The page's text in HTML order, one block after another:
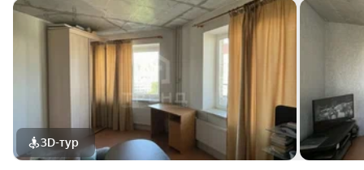
3D-тур